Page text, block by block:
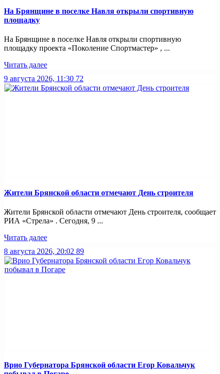
На Брянщине в поселке Навля открыли спортивную
площадку
На Брянщине в поселке Навля открыли спортивную
площадку проекта «Поколение Спортмастер» , ...
Читать далее
9 августа 2026, 11:30 72
Жители Брянской области отмечают День строителя
Жители Брянской области отмечают День строителя, сообщает
РИА «Стрела» . Сегодня, 9 ...
Читать далее
8 августа 2026, 20:02 89
Врио Губернатора Брянской области Егор Ковальчук